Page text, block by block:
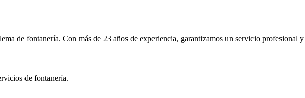
de fontanería. Con más de 23 años de experiencia, garantizamos un servicio profesional
de fontanería.